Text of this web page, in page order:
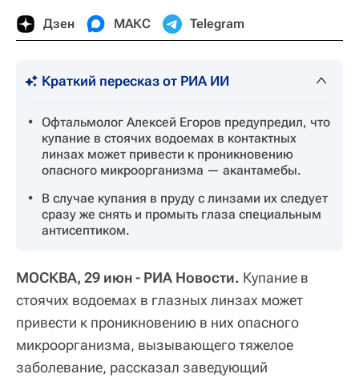
Дзен МАКС Telegram
Краткий пересказ от РИА ИИ
Офтальмолог Алексей Егоров предупредил, что
купание в стоячих водоемах в контактных
линзах может привести к проникновению
опасного микроорганизма — акантамебы.
В случае купания в пруду с линзами их следует
сразу же снять и промыть глаза специальным
антисептиком.
МОСКВА, 29 июн - РИА Новости. Купание в
стоячих водоемах в глазных линзах может
привести к проникновению в них опасного
микроорганизма, вызывающего тяжелое
заболевание, рассказал заведующий